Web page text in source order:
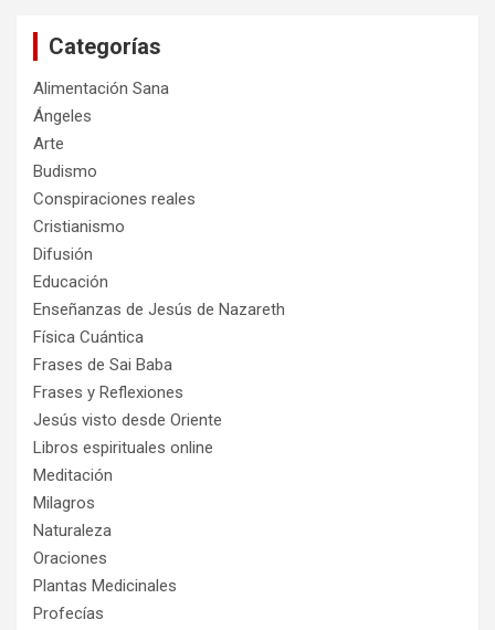
Categorías
Alimentación Sana
Ángeles
Arte
Budismo
Conspiraciones reales
Cristianismo
Difusión
Educación
Enseñanzas de Jesús de Nazareth
Física Cuántica
Frases de Sai Baba
Frases y Reflexiones
Jesús visto desde Oriente
Libros espirituales online
Meditación
Milagros
Naturaleza
Oraciones
Plantas Medicinales
Profecías